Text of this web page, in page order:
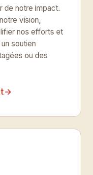
de notre impact.
vision,
nos efforts et
soutien
ou des
→